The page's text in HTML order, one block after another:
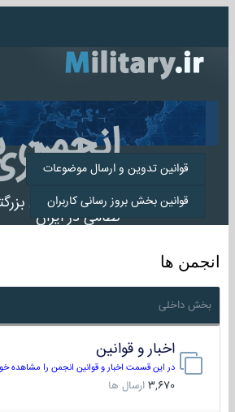
انجمن
انجمن میلیتاری
نظامی در ایران
قوانین تدوین و ارسال موضوعات
قوانین بخش بروز رسانی کاربران
انجمن ها
بخش داخلی
اخبار و قوانین
در این قسمت اخبار و قوانین انجمن را مشاهده
3,670 ارسال ها